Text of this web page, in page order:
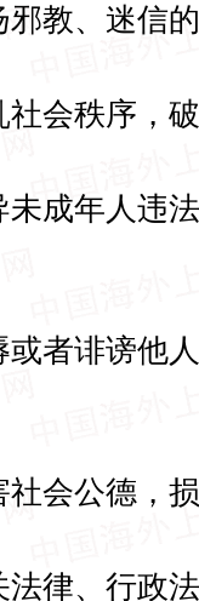
教、迷信
会秩序，破
年人违法
诽谤他人
公德，损
、行政法